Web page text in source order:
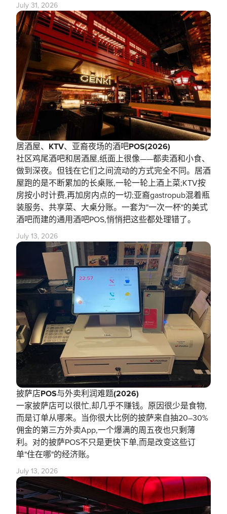
July 31, 2026
居酒屋、KTV、亚裔夜场的酒吧POS(2026)
社区鸡尾酒吧和居酒屋,纸面上很像——都卖酒和小食、
做到深夜。但钱在它们之间流动的方式完全不同。居酒
屋跑的是不断累加的长桌账,一轮一轮上酒上菜;KTV按
房按小时计费,再加房内点的一切;亚裔gastropub混着瓶
装服务、共享菜、大桌分账。一套为"一次一杯"的美式
酒吧而建的通用酒吧POS,悄悄把这些都处理错了。
July 13, 2026
披萨店POS与外卖利润难题(2026)
一家披萨店可以很忙,却几乎不赚钱。原因很少是食物,
而是订单从哪来。当你很大比例的披萨来自抽20–30%
佣金的第三方外卖App,一个爆满的周五夜也只剩薄
利。对的披萨POS不只是更快下单,而是改变这些订
单"住在哪"的经济账。
July 13, 2026